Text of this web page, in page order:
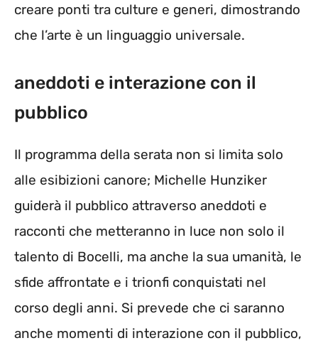
creare ponti tra culture e generi, dimostrando
che l’arte è un linguaggio universale.
aneddoti e interazione con il
pubblico
Il programma della serata non si limita solo
alle esibizioni canore; Michelle Hunziker
guiderà il pubblico attraverso aneddoti e
racconti che metteranno in luce non solo il
talento di Bocelli, ma anche la sua umanità, le
sfide affrontate e i trionfi conquistati nel
corso degli anni. Si prevede che ci saranno
anche momenti di interazione con il pubblico,